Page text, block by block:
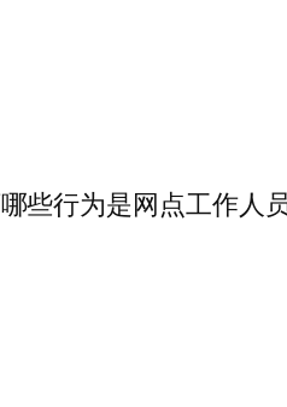
行为是网点工作人员